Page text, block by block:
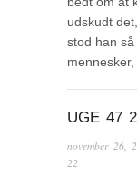
udskudt
stod han
UGE 47
november 26,
22